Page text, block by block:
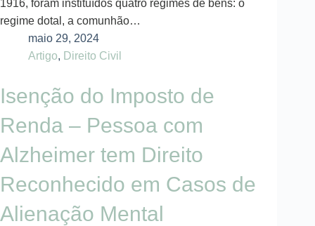
1916, foram instituídos quatro regimes de bens: o
regime dotal, a comunhão…
maio 29, 2024
Artigo, Direito Civil
Isenção do Imposto de
Renda – Pessoa com
Alzheimer tem Direito
Reconhecido em Casos de
Alienação Mental